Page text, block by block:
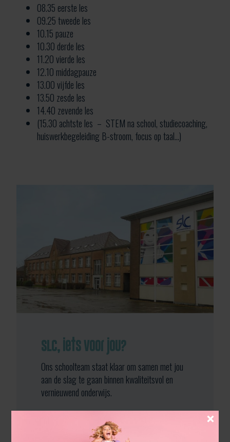
08.35 eerste les
09.25 tweede les
10.15 pauze
10.30 derde les
11.20 vierde les
12.10 middagpauze
13.00 vijfde les
13.50 zesde les
14.40 zevende les
(15.30 achtste les – STEM na school, studiecoaching,
huiswerkbegeleiding B-stroom, focus op taal…)
SLC, iets voor jou?
Ons schoolteam staat klaar om samen met jou
aan de slag te gaan binnen kwaliteitsvol en
vernieuwend onderwijs.